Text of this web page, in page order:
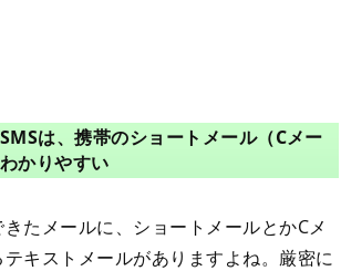
は、携帯のショートメール（Cメー
かりやすい
たメールに、ショートメールとかCメ
キストメールがありますよね。厳密に